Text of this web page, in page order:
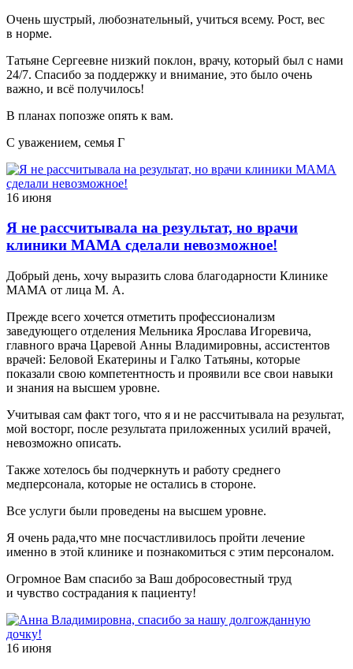
Очень шустрый, любознательный, учиться всему. Рост, вес
в норме.
Татьяне Сергеевне низкий поклон, врачу, который был с нами
24/7. Спасибо за поддержку и внимание, это было очень
важно, и всё получилось!
В планах попозже опять к вам.
С уважением, семья Г
16 июня
Я не рассчитывала на результат, но врачи
клиники МАМА сделали невозможное!
Добрый день, хочу выразить слова благодарности Клинике
МАМА от лица М. А.
Прежде всего хочется отметить профессионализм
заведующего отделения Мельника Ярослава Игоревича,
главного врача Царевой Анны Владимировны, ассистентов
врачей: Беловой Екатерины и Галко Татьяны, которые
показали свою компетентность и проявили все свои навыки
и знания на высшем уровне.
Учитывая сам факт того, что я и не рассчитывала на результат,
мой восторг, после результата приложенных усилий врачей,
невозможно описать.
Также хотелось бы подчеркнуть и работу среднего
медперсонала, которые не остались в стороне.
Все услуги были проведены на высшем уровне.
Я очень рада,что мне посчастливилось пройти лечение
именно в этой клинике и познакомиться с этим персоналом.
Огромное Вам спасибо за Ваш добросовестный труд
и чувство сострадания к пациенту!
16 июня